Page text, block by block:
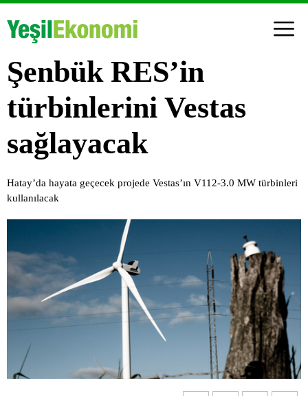
Şenbük RES’in
türbinlerini Vestas
sağlayacak
Hatay’da hayata geçecek projede Vestas’ın V112-3.0 MW türbinleri
kullanılacak